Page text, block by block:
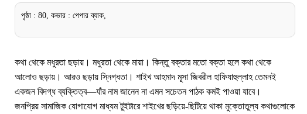
পৃষ্ঠা : 80, কভার : পেপার ব্যাক,
কথা থেকে মধুরতা ছড়ায়। মধুরতা থেকে মায়া। কিন্তু বক্তার মতো বক্তা হলে কথা থেকে
আলোও ছড়ায়। আরও ছড়ায় স্নিগ্ধতা। শাইখ আহমাদ মূসা জিবরীল হাফিযাহুল্লাহ তেমনই
একজন বিদগ্ধ ব্যক্তিত্ব—যাঁর নাম জানেন না এমন সচেতন পাঠক কমই পাওয়া যাবে।
জনপ্রিয় সামাজিক যোগাযোগ মাধ্যম টুইটারে শাইখের ছড়িয়ে-ছিটিয়ে থাকা মুক্তোতুল্য কথাগুলোকে